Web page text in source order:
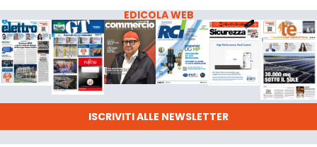
EDICOLA WEB
ISCRIVITI ALLE NEWSLETTER